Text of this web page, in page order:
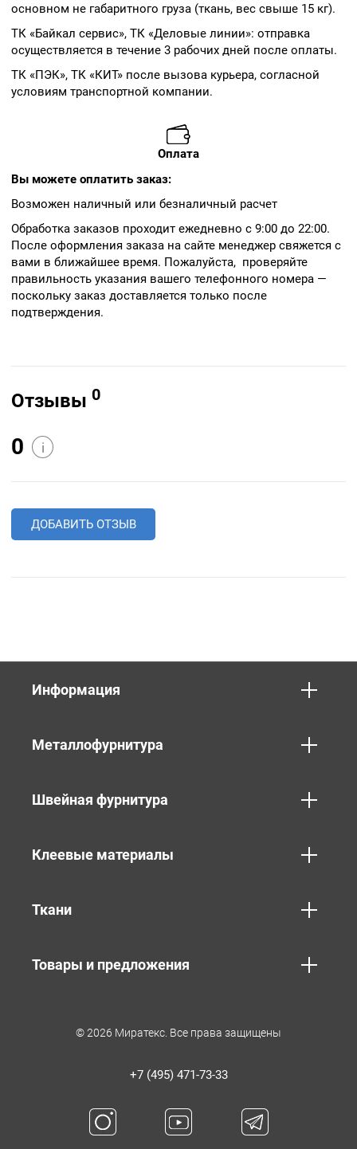
основном не габаритного груза (ткань, вес свыше 15 кг).
ТК «Байкал сервис», ТК «Деловые линии»: отправка
осуществляется в течение 3 рабочих дней после оплаты.
ТК «ПЭК», ТК «КИТ» после вызова курьера, согласной
условиям транспортной компании.
Оплата
Вы можете оплатить заказ:
Возможен наличный или безналичный расчет
Обработка заказов проходит ежедневно с 9:00 до 22:00.
После оформления заказа на сайте менеджер свяжется с
вами в ближайшее время. Пожалуйста, проверяйте
правильность указания вашего телефонного номера —
поскольку заказ доставляется только после
подтверждения.
Отзывы 0
0 i
ДОБАВИТЬ ОТЗЫВ
Информация
Металлофурнитура
Швейная фурнитура
Клеевые материалы
Ткани
Товары и предложения
© 2026 Миратекс. Все права защищены
+7 (495) 471-73-33